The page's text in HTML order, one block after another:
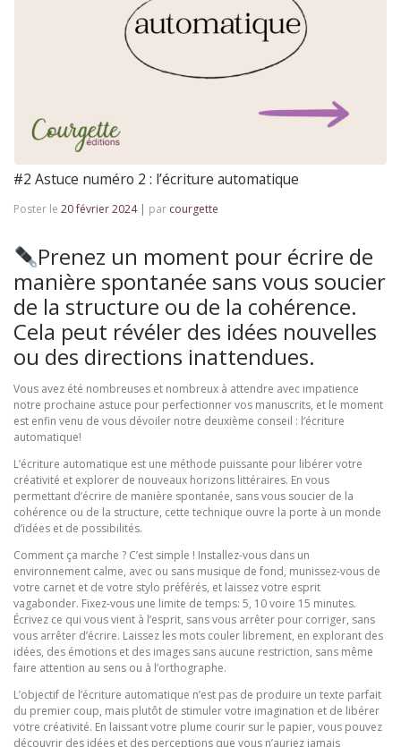
#2 Astuce numéro 2 : l’écriture automatique
Poster le 20 février 2024| par courgette
Prenez un moment pour écrire de
manière spontanée sans vous soucier
de la structure ou de la cohérence.
Cela peut révéler des idées nouvelles
ou des directions inattendues.
Vous avez été nombreuses et nombreux à attendre avec impatience
notre prochaine astuce pour perfectionner vos manuscrits, et le moment
est enfin venu de vous dévoiler notre deuxième conseil : l’écriture
automatique!
L’écriture automatique est une méthode puissante pour libérer votre
créativité et explorer de nouveaux horizons littéraires. En vous
permettant d’écrire de manière spontanée, sans vous soucier de la
cohérence ou de la structure, cette technique ouvre la porte à un monde
d’idées et de possibilités.
Comment ça marche ? C’est simple ! Installez-vous dans un
environnement calme, avec ou sans musique de fond, munissez-vous de
votre carnet et de votre stylo préférés, et laissez votre esprit
vagabonder. Fixez-vous une limite de temps: 5, 10 voire 15 minutes.
Écrivez ce qui vous vient à l’esprit, sans vous arrêter pour corriger, sans
vous arrêter d’écrire. Laissez les mots couler librement, en explorant des
idées, des émotions et des images sans aucune restriction, sans même
faire attention au sens ou à l’orthographe.
L’objectif de l’écriture automatique n’est pas de produire un texte parfait
du premier coup, mais plutôt de stimuler votre imagination et de libérer
votre créativité. En laissant votre plume courir sur le papier, vous pouvez
découvrir des idées et des perceptions que vous n’auriez jamais